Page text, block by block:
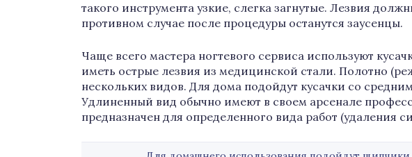
такого инструмента узкие, слегка загнутые. Лезвия
противном случае после процедуры останутся заусенцы.
Чаще всего мастера ногтевого сервиса используют
иметь острые лезвия из медицинской стали. Полотно
нескольких видов. Для дома подойдут кусачки со
Удлиненный вид обычно имеют в своем арсенале
предназначен для определенного вида работ (удаления